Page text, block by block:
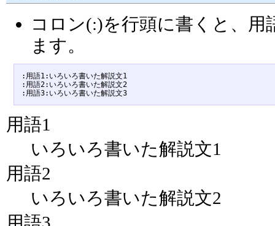
コロン(:)を行頭に書くと、
ます。
:用語1:いろいろ書いた解説文1
:用語2:いろいろ書いた解説文2
:用語3:いろいろ書いた解説文3
用語1
いろいろ書いた解説文1
用語2
いろいろ書いた解説文2